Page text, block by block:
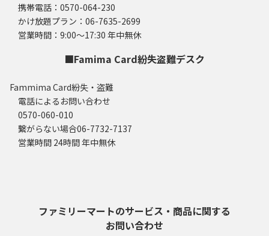
携帯電話：0570-064-230
かけ放題プラン：06-7635-2699
営業時間：9:00～17:30 年中無休
■Famima Card紛失盗難デスク
Fammima Card紛失・盗難
電話によるお問い合わせ
0570-060-010
繋がらない場合06-7732-7137
営業時間 24時間 年中無休
ファミリーマートのサービス・商品に関する
お問い合わせ